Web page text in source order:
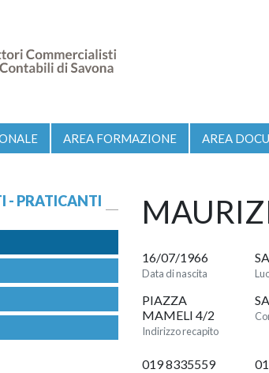
AREA FORMAZIONE AREA
- PRATICANTI
16/07/1966
Data di nascita
PIAZZA
MAMELI 4/2
Indirizzo recapito
019 8335559